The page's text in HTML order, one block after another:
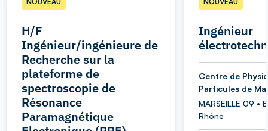
H/F
Ingénieur/ingénieure de
Recherche sur la
plateforme de
spectroscopie de
Résonance
Paramagnétique
Ingénieur
Centre de
Particules de
MARSEILLE 09 •
Rhône